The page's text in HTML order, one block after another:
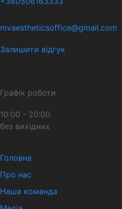
mvaestheticsoffice@gmail.com
Залишити відгук
Графік роботи
10:00 - 20:00
без вихідних
Головна
Про нас
Наша команда